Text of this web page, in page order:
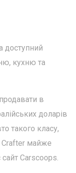
доступний
кухню та
в
доларів
такого класу,
Crafter майже
Carscoops.